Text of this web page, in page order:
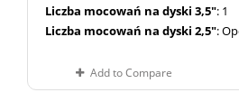
Liczba mocowań na dyski 3,5": 1
Liczba mocowań na dyski 2,5":
Add to Compare